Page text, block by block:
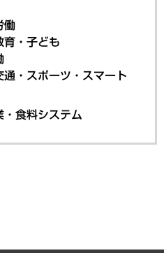
働
育・子ども
・スポーツ・スマート
・食料システム